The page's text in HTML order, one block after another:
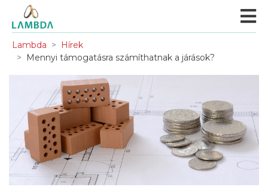
Lambda
Hírek
Mennyi támogatásra számíthatnak a járások?